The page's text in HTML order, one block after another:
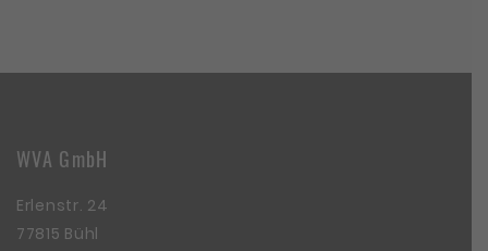
WVA GmbH
Erlenstr. 24
77815 Bühl